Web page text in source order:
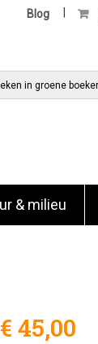
Blog
& milieu
€ 45,00